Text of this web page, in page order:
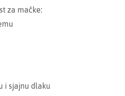
za mačke:
i sjajnu dlaku